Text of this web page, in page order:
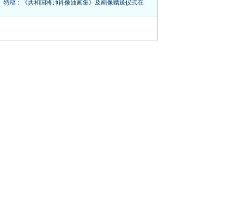
特稿：《共和国将帅肖像油画集》及画像赠送仪式在